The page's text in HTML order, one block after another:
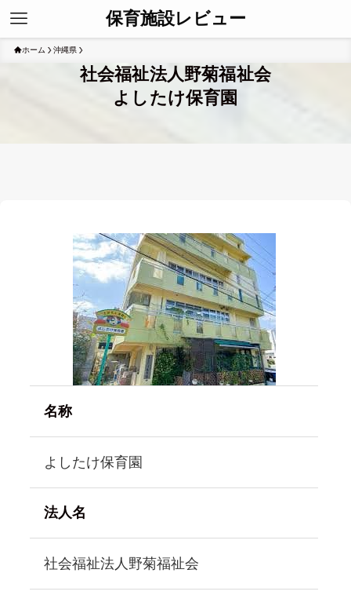
保育施設レビュー
ホーム 沖縄県
社会福祉法人野菊福祉会
よしたけ保育園
名称
よしたけ保育園
法人名
社会福祉法人野菊福祉会